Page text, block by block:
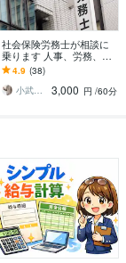
社会保険労務士が相談に
乗ります 人事、労務、総
務の相談ができます
4.9 (38)
小武方社会保険労務士事務所
3,000 円 /60分